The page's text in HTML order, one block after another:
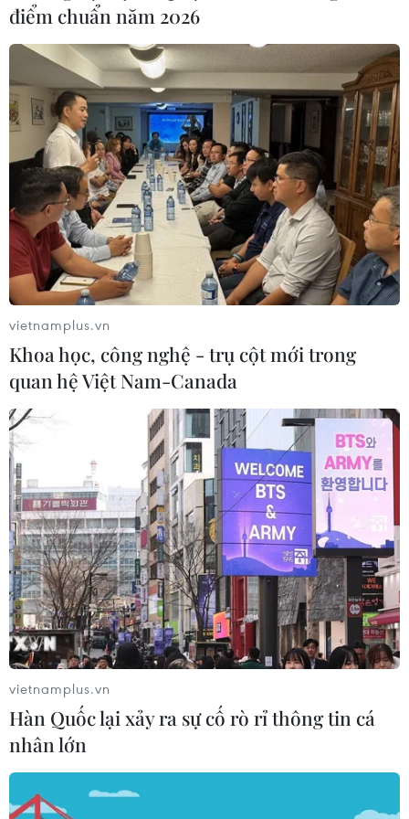
Quân đội Mỹ mở điều tra ứng dụng mạng
xã hội gây "sốt' TikTok
23/11/2019 07:58
Bộ trưởng Lục quân Mỹ Ryan McCarthy cho biết cuộc
điều tra của quân đội sẽ đánh giá đầy đủ mối quan hệ
giữa TiKTok và chính phủ Trung Quốc, đặc biệt là liên
quan đến chính sách chia sẻ dữ liệu.
điểm chuẩn năm 2026
vietnamplus.vn
Khoa học, công nghệ - trụ cột mới trong
quan hệ Việt Nam-Canada
vietnamplus.vn
Hàn Quốc lại xảy ra sự cố rò rỉ thông tin cá
nhân lớn